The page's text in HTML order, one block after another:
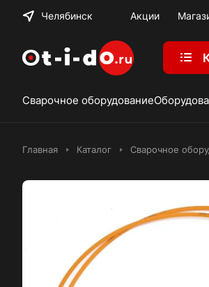
Челябинск Акции
Сварочное оборудование
Главная Каталог Сварочное